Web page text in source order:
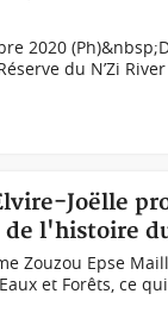
2020
du N’Zi
Joëlle
de l'histoire
Zouzou Epse
et Forêts, ce